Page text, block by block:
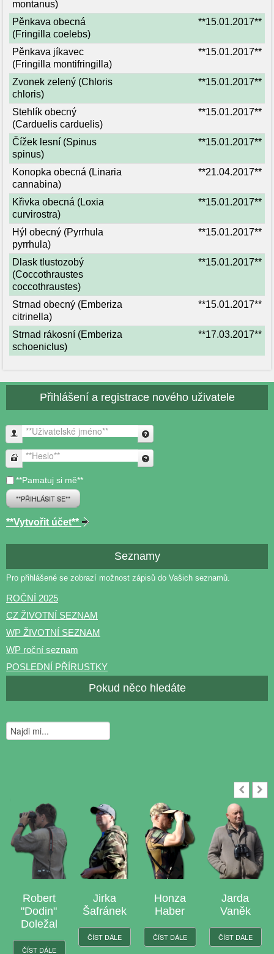
montanus)
Pěnkava obecná
(Fringilla coelebs)
**15.01.2017**
Pěnkava jíkavec
(Fringilla montifringilla)
**15.01.2017**
Zvonek zelený (Chloris
chloris)
**15.01.2017**
Stehlík obecný
(Carduelis carduelis)
**15.01.2017**
Čížek lesní (Spinus
spinus)
**15.01.2017**
Konopka obecná (Linaria
cannabina)
**21.04.2017**
Křivka obecná (Loxia
curvirostra)
**15.01.2017**
Hýl obecný (Pyrrhula
pyrrhula)
**15.01.2017**
Dlask tlustozobý
(Coccothraustes
coccothraustes)
**15.01.2017**
Strnad obecný (Emberiza
citrinella)
**15.01.2017**
Strnad rákosní (Emberiza
schoeniclus)
**17.03.2017**
Přihlášení a registrace nového uživatele
**Uživatelské jméno**
**Heslo**
**Pamatuj si mě**
**PŘIHLÁSIT SE**
**Vytvořit účet**
Seznamy
Pro přihlášené se zobrazí možnost zápisů do Vašich seznamů.
ROČNÍ 2025
CZ ŽIVOTNÍ SEZNAM
WP ŽIVOTNÍ SEZNAM
WP roční seznam
POSLEDNÍ PŘÍRUSTKY
Pokud něco hledáte
DÁLE
Šafránek
ČÍST DÁLE
Haber
ČÍST DÁLE ČÍST DÁLE ČÍST